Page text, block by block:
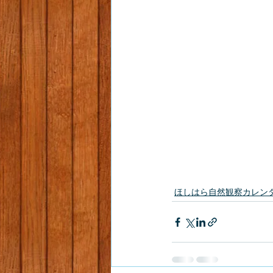
ほしはら自然観察カレン